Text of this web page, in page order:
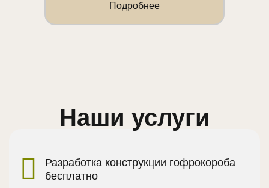
Подробнее
Наши услуги
Разработка конструкции гофрокороба
бесплатно